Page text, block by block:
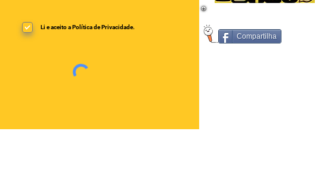
Li e aceito a Política de Privacidade.
Compartilha